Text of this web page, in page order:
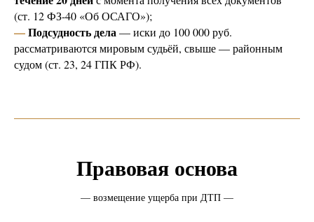
(ст. 12 ФЗ-40 «Об ОСАГО»);
—Подсудность дела— иски до 100 000 руб.
рассматриваются мировым судьёй, свыше — районным
судом (ст. 23, 24 ГПК РФ).
Правовая основа
— возмещение ущерба при ДТП —
Гурин
А Д В О К А Т
Контакты